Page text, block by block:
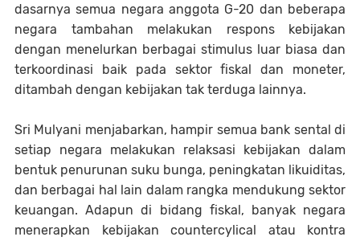
dasarnya semua negara anggota G-20 dan beberapa
negara tambahan melakukan respons kebijakan
dengan menelurkan berbagai stimulus luar biasa dan
terkoordinasi baik pada sektor fiskal dan moneter,
ditambah dengan kebijakan tak terduga lainnya.
Sri Mulyani menjabarkan, hampir semua bank sental di
setiap negara melakukan relaksasi kebijakan dalam
bentuk penurunan suku bunga, peningkatan likuiditas,
dan berbagai hal lain dalam rangka mendukung sektor
keuangan. Adapun di bidang fiskal, banyak negara
menerapkan kebijakan countercylical atau kontra